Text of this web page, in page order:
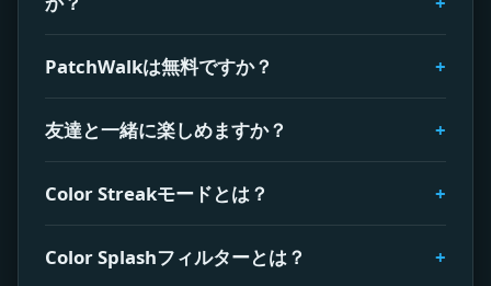
PatchWalkは無料ですか？
友達と一緒に楽しめますか？
Color Streakモードとは？
Color Splashフィルターとは？